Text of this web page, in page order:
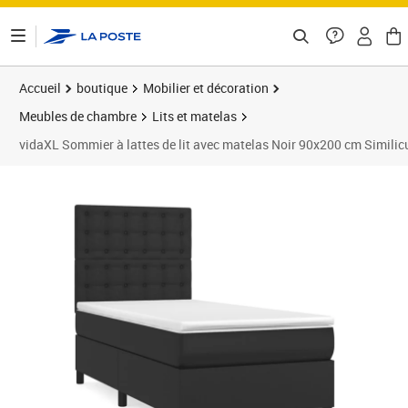
Accueil boutique
Mobilier et décoration
Meubles de chambre
Lits et matelas
vidaXL Sommier à lattes de lit avec matelas Noir 90x200 cm